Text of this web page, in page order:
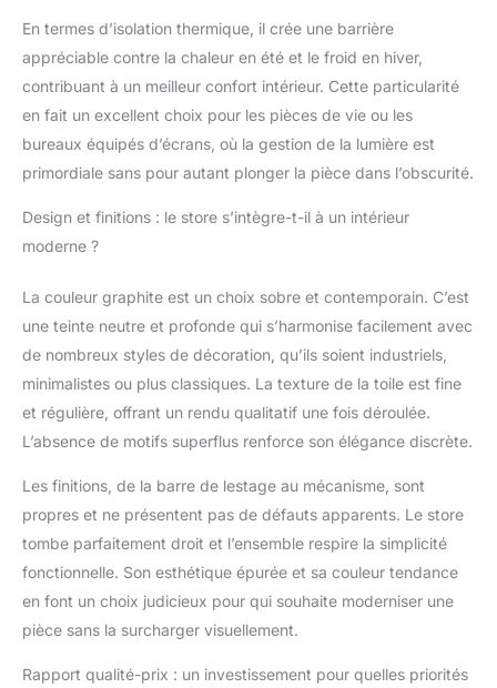
SUPÉRIEURES,
QUALITÉ D'EXPERT :
Les stores Screen Pro
Solar se distinguent par
leurs finitions de qualité
professionnelle. Le
tube intérieur a un
mécanisme de la
descente et la montée
mouvement produit
une plus grande
avance, grâce à son
engrenage intérieur.
Les supports sont
métalliques et extra-
plats et incluent un
embellisseur assorti et
un couvercle
magnétique qui cache
les vis. Nous
garantissons une
Installation parfaite :
cette gamme de stores
En termes d’isolation thermique, il crée une barrière
appréciable contre la chaleur en été et le froid en hiver,
contribuant à un meilleur confort intérieur. Cette particularité
en fait un excellent choix pour les pièces de vie ou les
bureaux équipés d’écrans, où la gestion de la lumière est
primordiale sans pour autant plonger la pièce dans l’obscurité.
Design et finitions : le store s’intègre-t-il à un intérieur
moderne ?
La couleur graphite est un choix sobre et contemporain. C’est
une teinte neutre et profonde qui s’harmonise facilement avec
de nombreux styles de décoration, qu’ils soient industriels,
minimalistes ou plus classiques. La texture de la toile est fine
et régulière, offrant un rendu qualitatif une fois déroulée.
L’absence de motifs superflus renforce son élégance discrète.
Les finitions, de la barre de lestage au mécanisme, sont
propres et ne présentent pas de défauts apparents. Le store
tombe parfaitement droit et l’ensemble respire la simplicité
fonctionnelle. Son esthétique épurée et sa couleur tendance
en font un choix judicieux pour qui souhaite moderniser une
pièce sans la surcharger visuellement.
Rapport qualité-prix : un investissement pour quelles priorités